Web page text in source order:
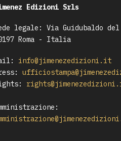
Edizioni Srls
legale: Via Guidubaldo
Roma - Italia
info@jimenezedizioni.it